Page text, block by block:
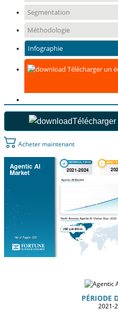
Segmentation
Méthodologie
Infographie
Télécharger un
Acheter maintenant
PÉRIODE
2021-